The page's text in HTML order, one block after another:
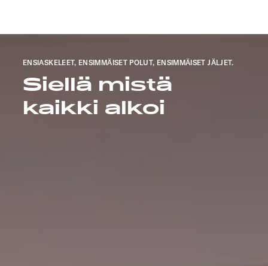
ENSIASKELEET, ENSIMMÄISET POLUT, ENSIMMÄISET JÄLJET.
Siellä mistä
kaikki alkoi